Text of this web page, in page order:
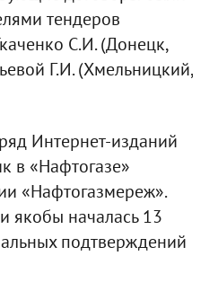
тендеров
С.И. (Донецк,
Г.И. (Хмельницкий,
Интернет-изданий
в «Нафтогазе»
«Нафтогазмереж».
якобы началась 13
подтверждений